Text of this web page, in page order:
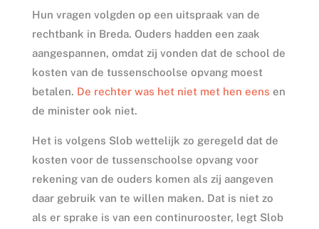
Hun vragen volgden op een uitspraak van de
rechtbank in Breda. Ouders hadden een zaak
aangespannen, omdat zij vonden dat de school de
kosten van de tussenschoolse opvang moest
betalen. De rechter was het niet met hen eens en
de minister ook niet.
Het is volgens Slob wettelijk zo geregeld dat de
kosten voor de tussenschoolse opvang voor
rekening van de ouders komen als zij aangeven
daar gebruik van te willen maken. Dat is niet zo
als er sprake is van een continurooster, legt Slob